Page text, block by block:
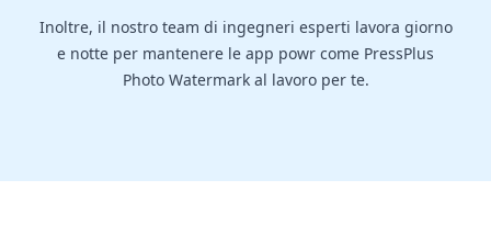
Inoltre, il nostro team di ingegneri esperti lavora giorno
e notte per mantenere le app powr come PressPlus
Photo Watermark al lavoro per te.